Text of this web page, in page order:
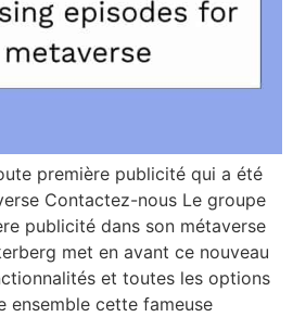
première publicité qui a été
Contactez-nous Le groupe
publicité dans son métaverse
met en avant ce nouveau
et toutes les options
ensemble cette fameuse